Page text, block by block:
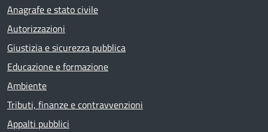
Anagrafe e stato civile
Autorizzazioni
Giustizia e sicurezza pubblica
Educazione e formazione
Ambiente
Tributi, finanze e contravvenzioni
Appalti pubblici